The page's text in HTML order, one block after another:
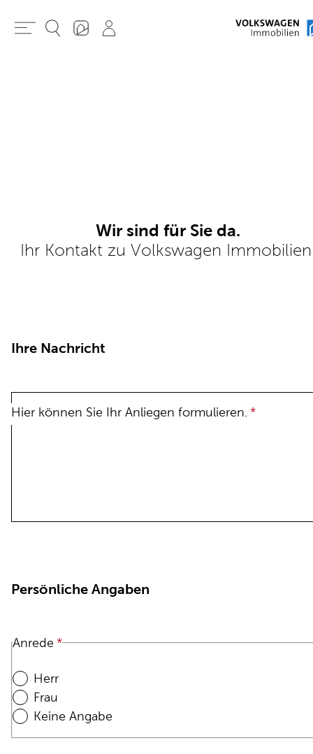
Wir sind für Sie da.
Ihr Kontakt zu Volkswagen
Ihre Nachricht
Hier können Sie Ihr Anliegen formulieren. *
Persönliche Angaben
Anrede *
Herr
Frau
Keine Angabe